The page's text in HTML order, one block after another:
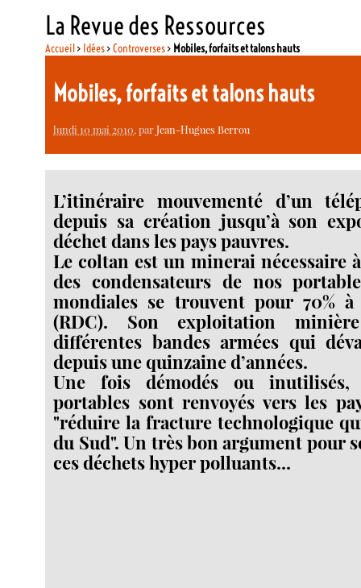
La Revue des Ressources
Accueil> Idées>Controverses> Mobiles, forfaits et talons hauts
Mobiles, forfaits et talons hauts
lundi 10 mai 2010, parJean-Hugues Berrou
L’itinéraire mouvementé d’un
depuis sa création jusqu’à son
déchet dans les pays pauvres.
Le coltan est un minerai nécessaire
des condensateurs de nos
mondiales se trouvent pour 70% à
(RDC). Son exploitation
différentes bandes armées qui
depuis une quinzaine d’années.
Une fois démodés ou inutilisés,
portables sont renvoyés vers les
"réduire la fracture technologique
du Sud". Un très bon argument pour
ces déchets hyper polluants...